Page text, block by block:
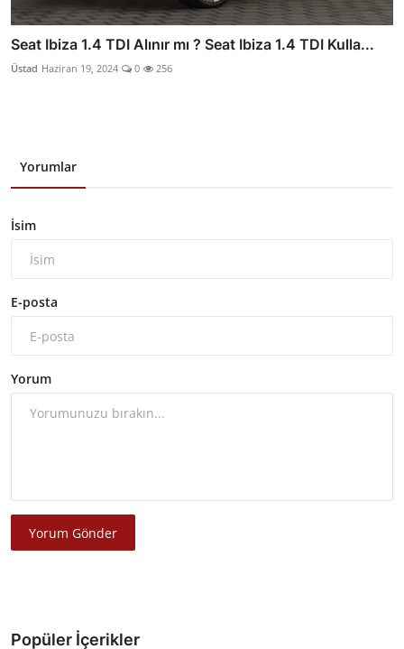
Seat Ibiza 1.4 TDI Alınır mı ? Seat Ibiza 1.4 TDI Kulla...
Üstad Haziran 19, 2024 0 256
Yorumlar
İsim
E-posta
Yorum
Yorum Gönder
Popüler İçerikler